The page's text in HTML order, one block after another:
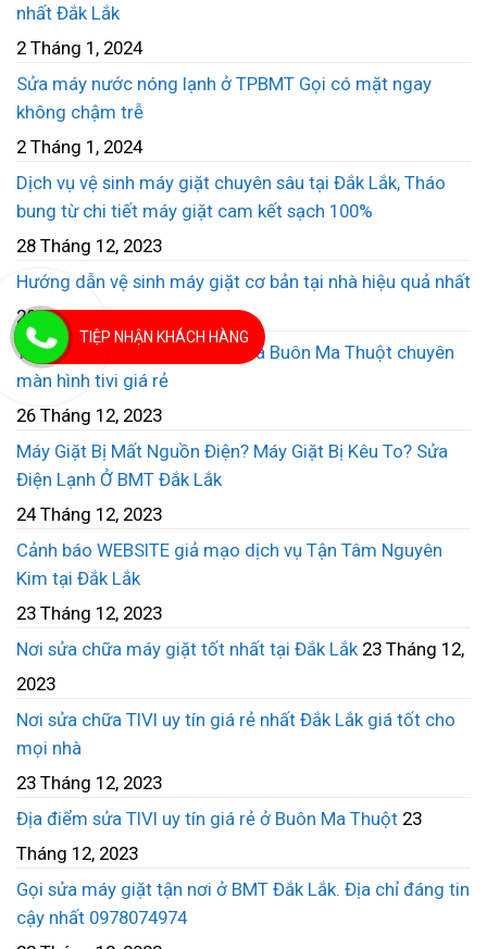
nhất Đắk Lắk
2 Tháng 1, 2024
Sửa máy nước nóng lạnh ở TPBMT Gọi có mặt ngay
không chậm trễ
2 Tháng 1, 2024
Dịch vụ vệ sinh máy giặt chuyên sâu tại Đắk Lắk, Tháo
bung từ chi tiết máy giặt cam kết sạch 100%
28 Tháng 12, 2023
Hướng dẫn vệ sinh máy giặt cơ bản tại nhà hiệu quả nhất
28 Tháng 12, 2023
Thay màn hình tivi Sony tại nhà Buôn Ma Thuột chuyên
màn hình tivi giá rẻ
26 Tháng 12, 2023
Máy Giặt Bị Mất Nguồn Điện? Máy Giặt Bị Kêu To? Sửa
Điện Lạnh Ở BMT Đắk Lắk
24 Tháng 12, 2023
Cảnh báo WEBSITE giả mạo dịch vụ Tận Tâm Nguyên
Kim tại Đắk Lắk
23 Tháng 12, 2023
Nơi sửa chữa máy giặt tốt nhất tại Đắk Lắk 23 Tháng 12,
2023
Nơi sửa chữa TIVI uy tín giá rẻ nhất Đắk Lắk giá tốt cho
mọi nhà
23 Tháng 12, 2023
Địa điểm sửa TIVI uy tín giá rẻ ở Buôn Ma Thuột 23
Tháng 12, 2023
Gọi sửa máy giặt tận nơi ở BMT Đắk Lắk. Địa chỉ đáng tin
cậy nhất 0978074974
TIỆP NHẬN KHÁCH HÀNG